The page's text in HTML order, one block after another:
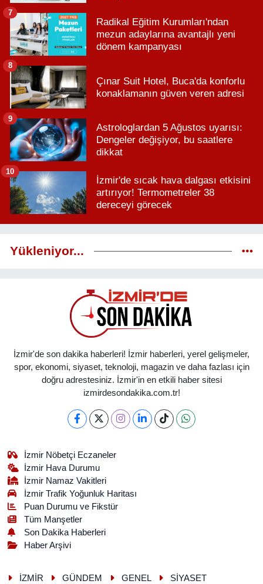
Radikal Eğitim Kurumları'ndan
mezun adaylarına avantajlı yeni
dönem kampanyası
7
Çınar Suit Hotel, Buca'da konforlu
konaklamanın güven veren adresi
8
Astrologlardan 5 Ağustos uyarısı:
Dengeler değişiyor, bu saatlere
dikkat
9
İzmir'de sıcak hava dalgası etkisini
artırıyor! Termometreler 38
dereceyi görecek
10
Yükleniyor...
İzmir'de son dakika haberleri! İzmir haberleri, yerel gelişmeler,
spor, ekonomi, siyaset, teknoloji, magazin ve daha fazlası için
doğru adrestesiniz. İzmir'in en etkili haber sitesi
izmirdesondakika.com.tr!
İzmir Nöbetçi Eczaneler
İzmir Hava Durumu
İzmir Namaz Vakitleri
İzmir Trafik Yoğunluk Haritası
Puan Durumu ve Fikstür
Tüm Manşetler
Son Dakika Haberleri
Haber Arşivi
İZMİR GÜNDEM GENEL SİYASET